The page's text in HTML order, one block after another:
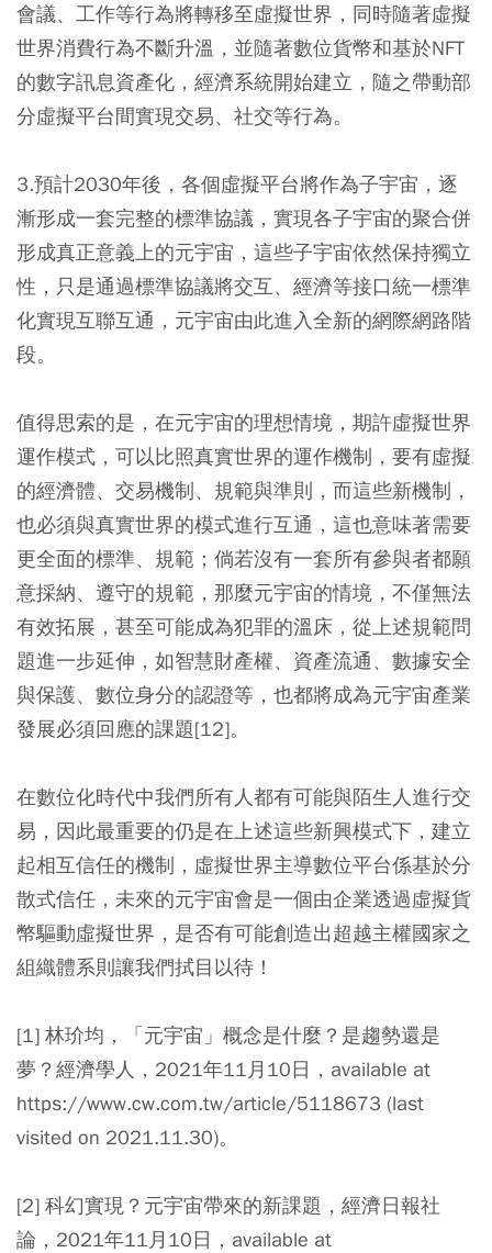
會議、工作等行為將轉移至虛擬世界，同時隨著虛擬
世界消費行為不斷升溫，並隨著數位貨幣和基於NFT
的數字訊息資產化，經濟系統開始建立，隨之帶動部
分虛擬平台間實現交易、社交等行為。
3.預計2030年後，各個虛擬平台將作為子宇宙，逐
漸形成一套完整的標準協議，實現各子宇宙的聚合併
形成真正意義上的元宇宙，這些子宇宙依然保持獨立
性，只是通過標準協議將交互、經濟等接口統一標準
化實現互聯互通，元宇宙由此進入全新的網際網路階
段。
值得思索的是，在元宇宙的理想情境，期許虛擬世界
運作模式，可以比照真實世界的運作機制，要有虛擬
的經濟體、交易機制、規範與準則，而這些新機制，
也必須與真實世界的模式進行互通，這也意味著需要
更全面的標準、規範；倘若沒有一套所有參與者都願
意採納、遵守的規範，那麼元宇宙的情境，不僅無法
有效拓展，甚至可能成為犯罪的溫床，從上述規範問
題進一步延伸，如智慧財產權、資產流通、數據安全
與保護、數位身分的認證等，也都將成為元宇宙產業
發展必須回應的課題[12]。
在數位化時代中我們所有人都有可能與陌生人進行交
易，因此最重要的仍是在上述這些新興模式下，建立
起相互信任的機制，虛擬世界主導數位平台係基於分
散式信任，未來的元宇宙會是一個由企業透過虛擬貨
幣驅動虛擬世界，是否有可能創造出超越主權國家之
組織體系則讓我們拭目以待！
[1] 林玠均，「元宇宙」概念是什麼？是趨勢還是
夢？經濟學人，2021年11月10日，available at
https://www.cw.com.tw/article/5118673 (last
visited on 2021.11.30)。
[2] 科幻實現？元宇宙帶來的新課題，經濟日報社
論，2021年11月10日，available at